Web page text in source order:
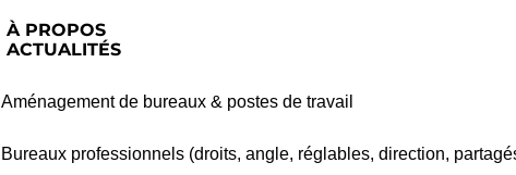
À PROPOS
ACTUALITÉS
Aménagement de bureaux & postes de travail
Bureaux professionnels (droits, angle, réglables, direction,